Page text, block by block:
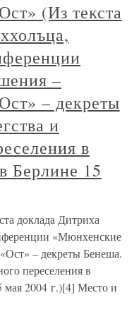
(Из текста
–
– декреты
и
в
Берлине 15
доклада Дитриха
«Мюнхенские
– декреты Бенеша.
переселения в
мая 2004 г.)[4] Место и